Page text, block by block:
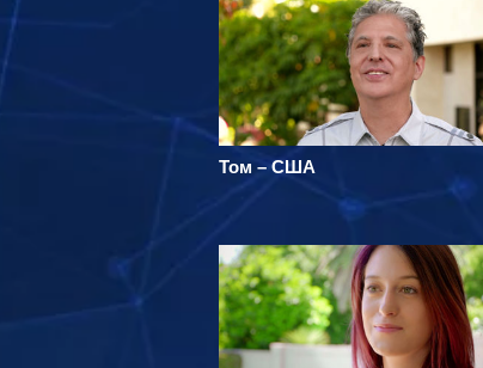
Том – США